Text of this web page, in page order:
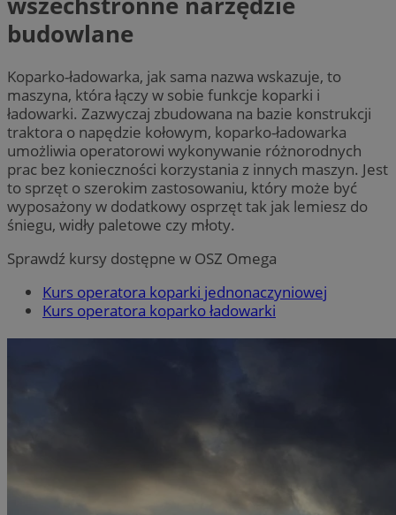
budowlane
Koparko-ładowarka, jak sama nazwa wskazuje, to
maszyna, która łączy w sobie funkcje koparki i
ładowarki. Zazwyczaj zbudowana na bazie konstrukcji
traktora o napędzie kołowym, koparko-ładowarka
umożliwia operatorowi wykonywanie różnorodnych
prac bez konieczności korzystania z innych maszyn. Jest
to sprzęt o szerokim zastosowaniu, który może być
wyposażony w dodatkowy osprzęt tak jak lemiesz do
śniegu, widły paletowe czy młoty.
Sprawdź kursy dostępne w OSZ Omega
Kurs operatora koparki jednonaczyniowej
Kurs operatora koparko ładowarki